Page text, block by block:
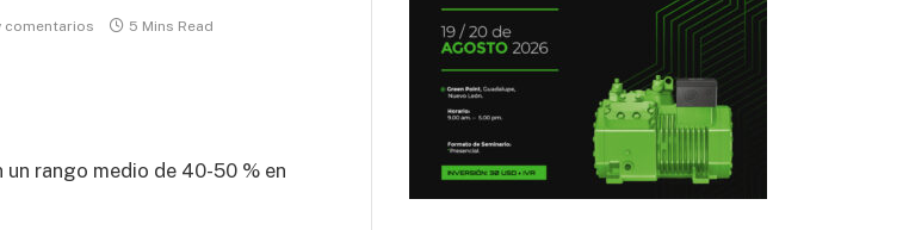
comentarios 5 Mins Read
rango medio de 40-50 % en